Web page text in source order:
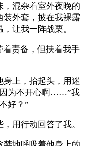
混杂着室外夜晚的
外套，披在我裸露
让我一阵战栗。
着责备，但扶着我手
上，抬起头，用迷
因为不开心啊……”我
好？”
用行动回答了我。